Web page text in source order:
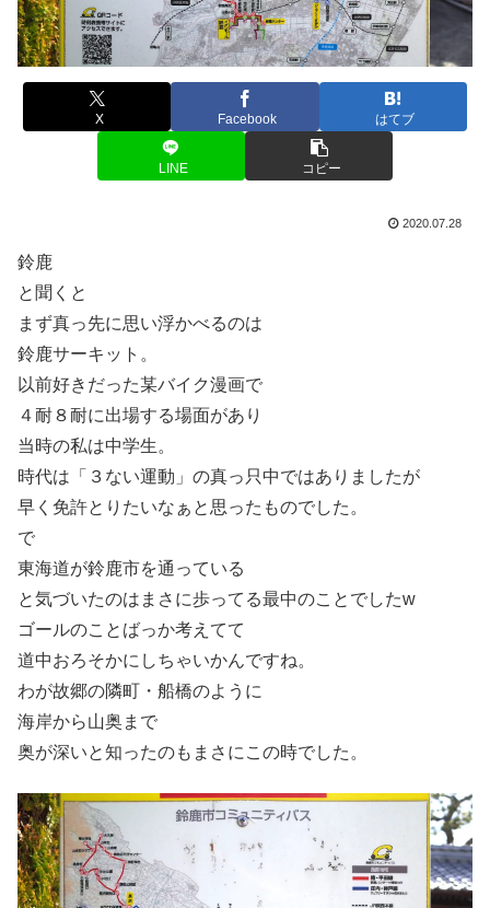
X Facebook はてブ
LINE コピー
2020.07.28
鈴鹿
と聞くと
まず真っ先に思い浮かべるのは
鈴鹿サーキット。
以前好きだった某バイク漫画で
４耐８耐に出場する場面があり
当時の私は中学生。
時代は「３ない運動」の真っ只中ではありましたが
早く免許とりたいなぁと思ったものでした。
で
東海道が鈴鹿市を通っている
と気づいたのはまさに歩ってる最中のことでしたw
ゴールのことばっか考えてて
道中おろそかにしちゃいかんですね。
わが故郷の隣町・船橋のように
海岸から山奥まで
奥が深いと知ったのもまさにこの時でした。